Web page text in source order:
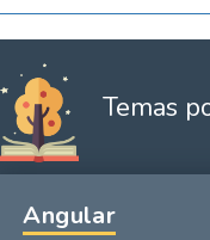
Temas
Angular